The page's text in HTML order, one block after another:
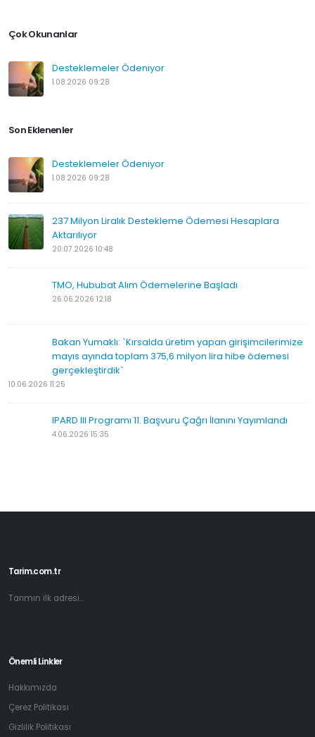
Çok Okunanlar
Desteklemeler Ödeniyor
1.08.2026 09:28
Son Eklenenler
Desteklemeler Ödeniyor
1.08.2026 09:28
237 Milyon Liralık Destekleme Ödemesi Hesaplara
Aktarılıyor
20.07.2026 10:48
TMO, Hububat Alım Ödemelerine Başladı
26.06.2026 12:18
Bakan Yumaklı: `Kırsalda üretim yapan girişimcilerimize
mayıs ayında toplam 375,6 milyon lira hibe ödemesi
gerçekleştirdik`
10.06.2026 11:25
IPARD III Programı 11. Başvuru Çağrı İlanını Yayımlandı
4.06.2026 15:35
Tarim.com.tr
Tarımın ilk adresi...
Önemli Linkler
Hakkımızda
Çerez Politikası
Gizlilik Politikası